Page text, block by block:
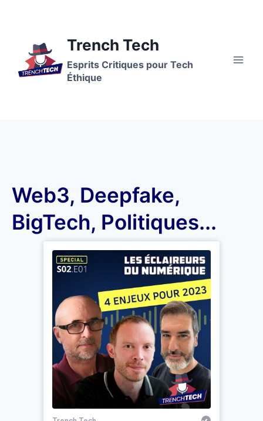
Trench Tech
Esprits Critiques pour Tech
Éthique
Web3, Deepfake,
BigTech, Politiques...